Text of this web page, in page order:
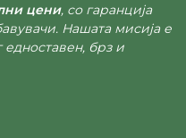
цени, со гаранција
Нашата мисија е
брз и